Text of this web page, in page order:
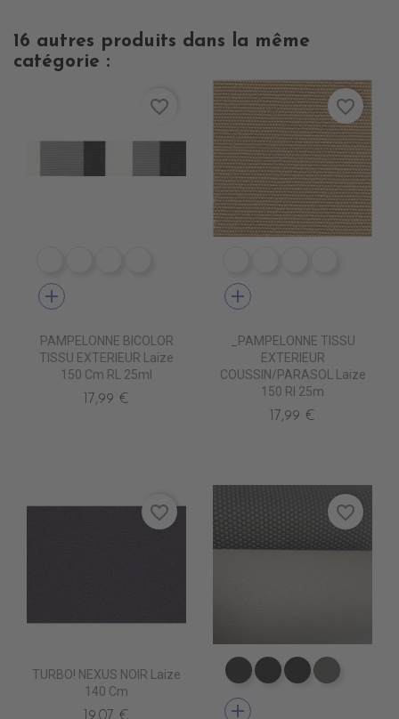
16 autres produits dans la même
catégorie :
add
PAMPELONNE BICOLOR
TISSU EXTERIEUR Laize
150 Cm RL 25ml
17,99 €
favorite_border
add
_PAMPELONNE TISSU
EXTERIEUR
COUSSIN/PARASOL Laize
150 Rl 25m
17,99 €
favorite_border
TURBO! NEXUS NOIR Laize
140 Cm
favorite_border
EA0100 NEXUS NOIR
EA0030 ICONE
EA0040EA0120
add
favorite_border